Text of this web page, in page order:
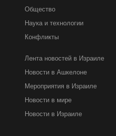
Общество
Наука и технологии
Конфликты
Лента новостей в Израиле
Новости в Ашкелоне
Мероприятия в Израиле
Новости в мире
Новости в Израиле